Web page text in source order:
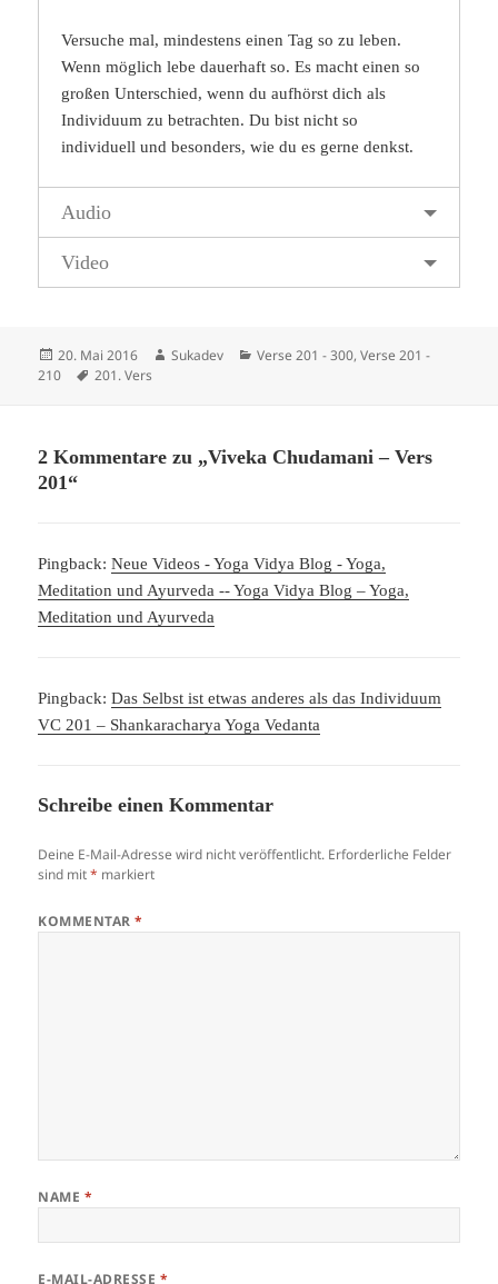
Versuche mal, mindestens einen Tag so zu leben.
Wenn möglich lebe dauerhaft so. Es macht einen so
großen Unterschied, wenn du aufhörst dich als
Individuum zu betrachten. Du bist nicht so
individuell und besonders, wie du es gerne denkst.
Audio
Video
Veröffentlicht
am
20. Mai 2016 Autor
Sukadev Kategorien
Verse 201 - 300,Verse 201 -
210
Schlagwörter
201. Vers
2 Kommentare zu „Viveka Chudamani – Vers
201“
Pingback:Neue Videos - Yoga Vidya Blog - Yoga,
Meditation und Ayurveda -- Yoga Vidya Blog – Yoga,
Meditation und Ayurveda
Pingback:Das Selbst ist etwas anderes als das Individuum
VC 201 – Shankaracharya Yoga Vedanta
Schreibe einen Kommentar
Deine E-Mail-Adresse wird nicht veröffentlicht. Erforderliche Felder
sind mit* markiert
KOMMENTAR*
NAME *
E-MAIL-ADRESSE *